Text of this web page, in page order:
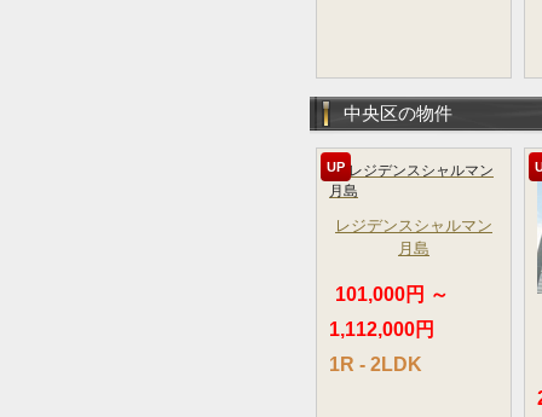
中央区の物件
UP
レジデンスシャルマン
月島
101,000円 ～
1,112,000円
1R - 2LDK